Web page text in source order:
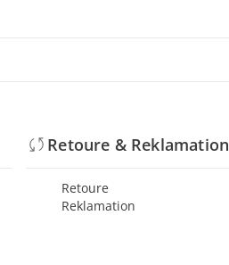
Retoure & Reklamation
Retoure
Reklamation